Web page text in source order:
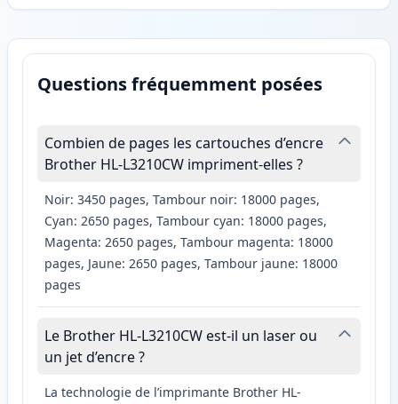
Questions fréquemment posées
Combien de pages les cartouches d’encre
Brother HL-L3210CW impriment-elles ?
Noir: 3450 pages, Tambour noir: 18000 pages,
Cyan: 2650 pages, Tambour cyan: 18000 pages,
Magenta: 2650 pages, Tambour magenta: 18000
pages, Jaune: 2650 pages, Tambour jaune: 18000
pages
Le Brother HL-L3210CW est-il un laser ou
un jet d’encre ?
La technologie de l’imprimante Brother HL-